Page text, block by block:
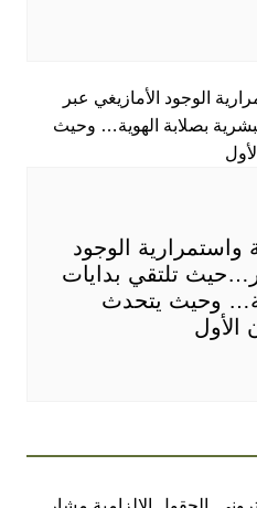
الوجود
تلتقي بدايات
وحيث يتحدث
الأول